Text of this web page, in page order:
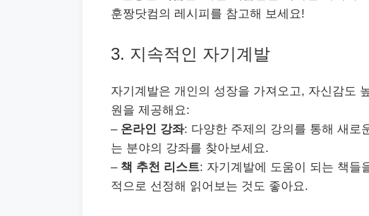
훈짱닷컴의 레시피를 참고해 보세요!
3. 지속적인 자기계발
자기계발은 개인의 성장을 가져오고, 자신감도
원을 제공해요:
– 온라인 강좌: 다양한 주제의 강의를 통해 새로
는 분야의 강좌를 찾아보세요.
– 책 추천 리스트: 자기계발에 도움이 되는 책들
적으로 선정해 읽어보는 것도 좋아요.